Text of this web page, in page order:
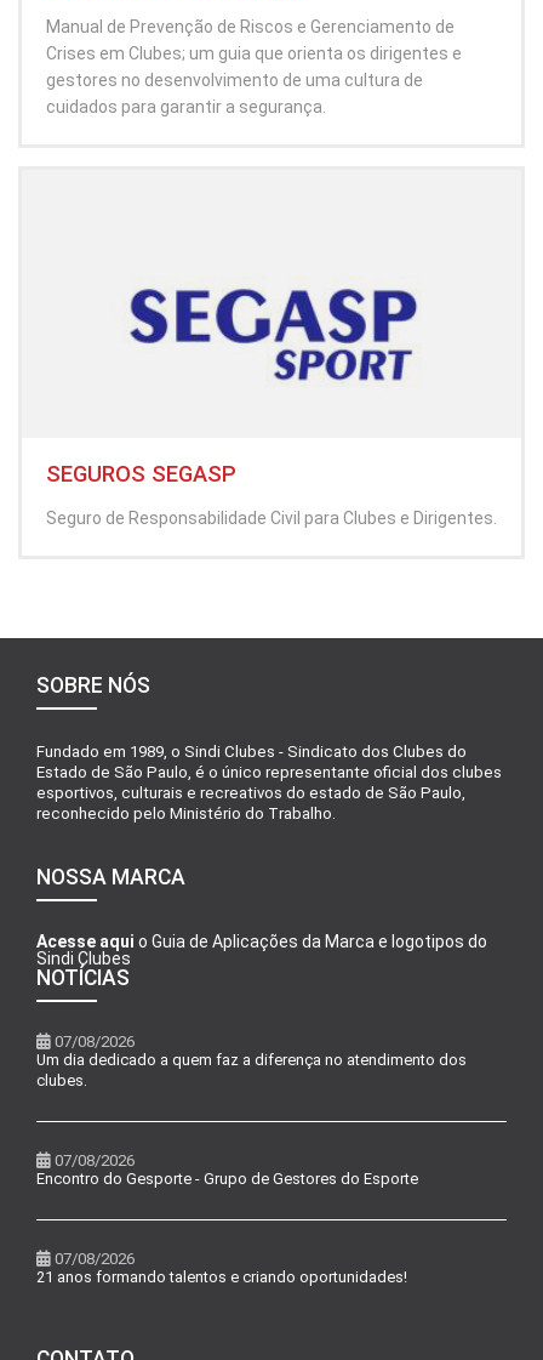
Manual de Prevenção de Riscos e Gerenciamento de
Crises em Clubes; um guia que orienta os dirigentes e
gestores no desenvolvimento de uma cultura de
cuidados para garantir a segurança.
SEGUROS SEGASP
Seguro de Responsabilidade Civil para Clubes e Dirigentes.
SOBRE NÓS
Fundado em 1989, o Sindi Clubes - Sindicato dos Clubes do
Estado de São Paulo, é o único representante oficial dos clubes
esportivos, culturais e recreativos do estado de São Paulo,
reconhecido pelo Ministério do Trabalho.
NOSSA MARCA
Acesse aqui o Guia de Aplicações da Marca e logotipos do
Sindi Clubes
NOTÍCIAS
07/08/2026
Um dia dedicado a quem faz a diferença no atendimento dos
clubes.
07/08/2026
Encontro do Gesporte - Grupo de Gestores do Esporte
07/08/2026
21 anos formando talentos e criando oportunidades!